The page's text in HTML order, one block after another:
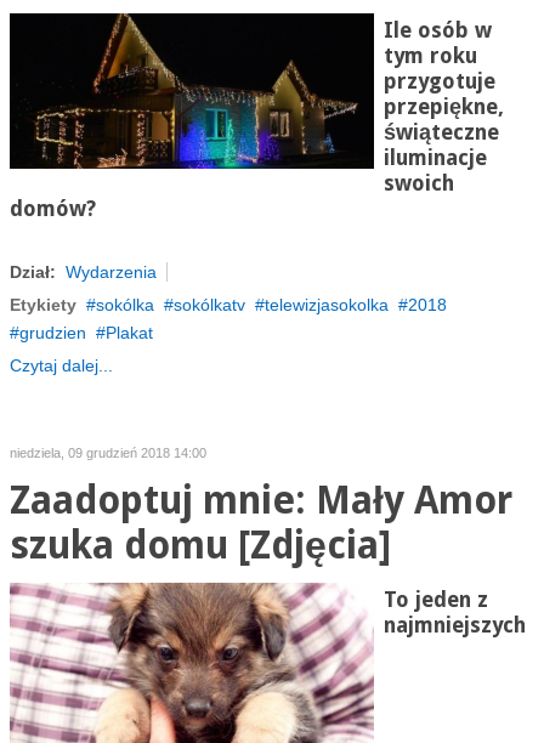
Ile osób w
tym roku
przygotuje
przepiękne,
świąteczne
iluminacje
swoich
domów?
Dział: Wydarzenia
Etykiety
sokólka sokólkatv telewizjasokolka
2018
grudzien
Plakat
Czytaj dalej...
niedziela, 09 grudzień 2018 14:00
Zaadoptuj mnie: Mały Amor
szuka domu [Zdjęcia]
To jeden z
najmniejszych